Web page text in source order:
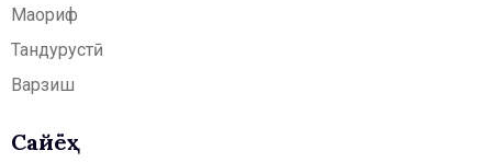
Маориф
Тандурустӣ
Варзиш
Сайёҳӣ